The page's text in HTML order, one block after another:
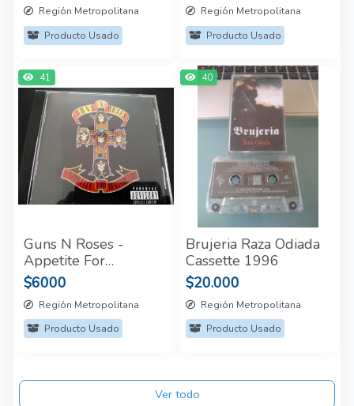
Región Metropolitana
Producto Usado
Región Metropolitana
Producto Usado
41
Guns N Roses -
Appetite For
Destruction CD
$6000
Región Metropolitana
Producto Usado
40
Brujeria Raza Odiada
Cassette 1996
$20.000
Región Metropolitana
Producto Usado
Ver todo